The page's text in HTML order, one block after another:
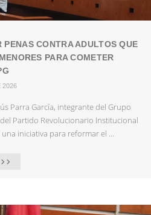
PENAS CONTRA ADULTOS QUE
PARA COMETER
2026
Parra García, integrante del Grupo
Partido Revolucionario Institucional
iniciativa para reformar el ...